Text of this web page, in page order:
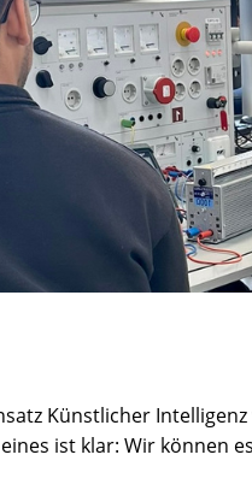
Künstlicher
ist klar: Wir können